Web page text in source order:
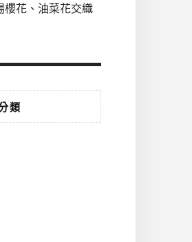
櫻花、油菜花交織
類